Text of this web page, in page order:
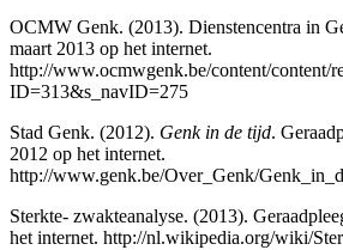
OCMW Genk. (2013). Dienstencentra in
maart 2013 op het internet.
http://www.ocmwgenk.be/content/content/
ID=313&s_navID=275
Stad Genk. (2012). Genk in de tijd.
2012 op het internet.
http://www.genk.be/Over_Genk/
Sterkte- zwakteanalyse. (2013).
het internet. http://nl.wikipedia.org/wiki/